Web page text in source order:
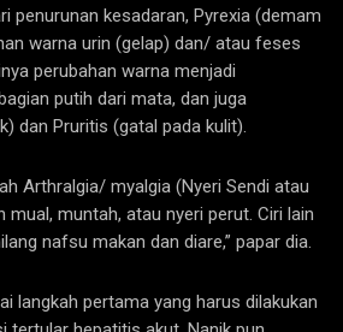
penurunan kesadaran, Pyrexia (demam
warna urin (gelap) dan/ atau feses
perubahan warna menjadi
putih dari mata, dan juga
dan Pruritis (gatal pada kulit).
Arthralgia/ myalgia (Nyeri Sendi atau
mual, muntah, atau nyeri perut. Ciri lain
nafsu makan dan diare,” papar dia.
langkah pertama yang harus dilakukan